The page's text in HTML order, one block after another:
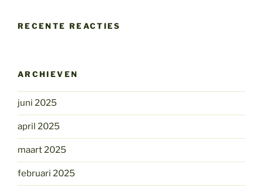
RECENTE REACTIES
ARCHIEVEN
juni 2025
april 2025
maart 2025
februari 2025